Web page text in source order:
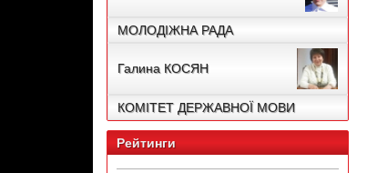
МОЛОДІЖНА РАДА
Галина КОСЯН
КОМІТЕТ ДЕРЖАВНОЇ МОВИ
Рейтинги